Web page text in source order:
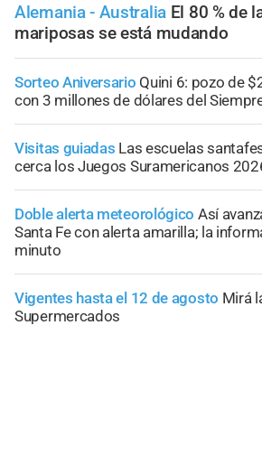
Alemania - Australia El 80 % de
mariposas se está mudando
Sorteo Aniversario Quini 6: pozo de
con 3 millones de dólares del
Visitas guiadas Las escuelas
cerca los Juegos Suramericanos
Doble alerta meteorológico Así
Santa Fe con alerta amarilla; la
minuto
Vigentes hasta el 12 de agosto Mirá
Supermercados